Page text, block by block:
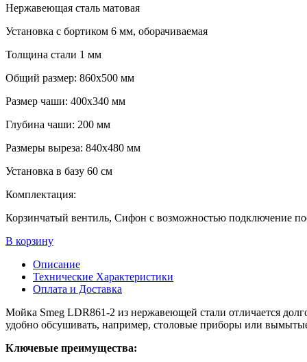
Нержавеющая сталь матовая
Установка с бортиком 6 мм, оборачиваемая
Толщина стали 1 мм
Общий размер: 860х500 мм
Размер чаши: 400х340 мм
Глубина чаши: 200 мм
Размеры выреза: 840х480 мм
Установка в базу 60 см
Комплектация:
Корзинчатый вентиль, Сифон с возможностью подключение
В корзину
Описание
Технические Характеристики
Оплата и Доставка
Мойка Smeg LDR861-2 из нержавеющей стали отличается
удобно обсушивать, например, столовые приборы или
Ключевые преимущества: